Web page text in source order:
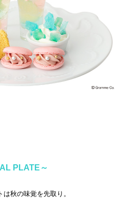
PLATE～
は秋の味覚を先取り。